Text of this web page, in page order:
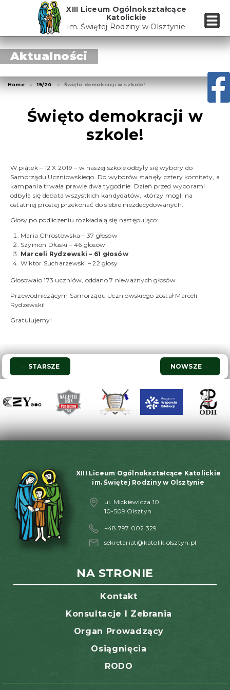
XIII Liceum Ogólnokształcące
Katolickie
im. Świętej Rodziny w Olsztynie
Aktualności
Home 19/20 Święto demokracji w szkole!
Święto demokracji w
szkole!
W piątek – 12 X 2019 – w naszej szkole odbyły się wybory do
Samorządu Uczniowskiego. Do wyborów stanęły cztery komitety, a
kampania trwała prawie dwa tygodnie. Dzień przed wyborami
odbyła się debata wszystkich kandydatów, którzy mogli na
ostatniej prostej przekonać do siebie niezdecydowanych.
Głosy po podliczeniu rozkładają się następująco:
Maria Chrostowska – 37 głosów
Szymon Dłuski – 46 głosów
Marceli Rydzewski – 61 głosów
Wiktor Sucharzewski – 22 głosy
Głosowało 173 uczniów, oddano 7 nieważnych głosów.
Przewodniczącym Samorządu Uczniowskiego został Marceli
Rydzewski!
Gratulujemy!
Nawigacja
wpisu
← STARSZE NOWSZE →
XIII Liceum Ogólnokształcące Katolickie
im. Świętej Rodziny w Olsztynie
ul. Mickiewicza 10
10-509 Olsztyn
+48 797 002 329
sekretariat@katolik.olsztyn.pl
NA STRONIE
Kontakt
Konsultacje I Zebrania
Organ Prowadzący
Osiągnięcia
RODO